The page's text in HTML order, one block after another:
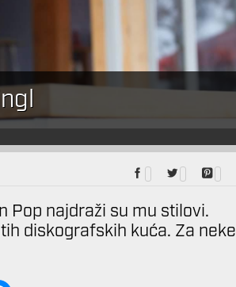
Pop najdraži su mu stilovi.
diskografskih kuća. Za neke